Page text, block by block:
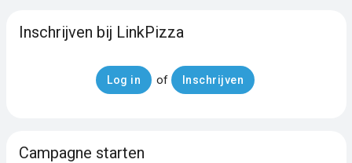
Inschrijven bij LinkPizza
Log in of Inschrijven
Campagne starten